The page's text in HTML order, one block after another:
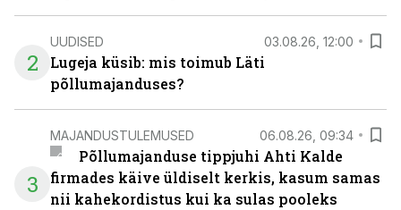
2
UUDISED 03.08.26, 12:00
Lugeja küsib: mis toimub Läti
põllumajanduses?
3
MAJANDUSTULEMUSED 06.08.26, 09:34
Põllumajanduse tippjuhi Ahti Kalde
firmades käive üldiselt kerkis, kasum samas
nii kahekordistus kui ka sulas pooleks